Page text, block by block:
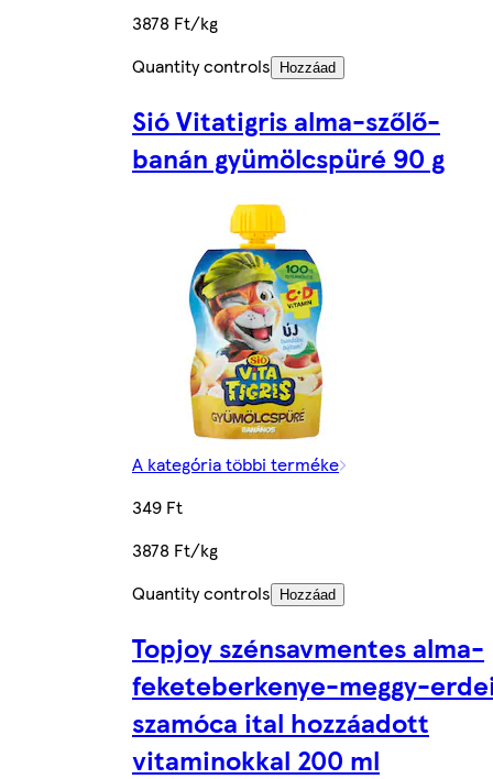
3878 Ft/kg
Quantity controls
Hozzáad
Sió Vitatigris alma-szőlő-
banán gyümölcspüré 90 g
A kategória többi terméke
349 Ft
3878 Ft/kg
Quantity controls
Hozzáad
Topjoy szénsavmentes alma-
feketeberkenye-meggy-
szamóca ital hozzáadott
vitaminokkal 200 ml